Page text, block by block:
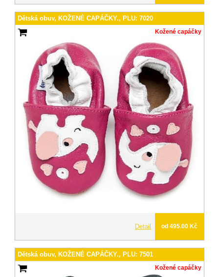
Dětská obuv, KOŽENÉ CAPÁČKY., PLU: 7020
Kožené capáčky
Detail od 495.00 Kč
Dětská obuv, KOŽENÉ CAPÁČKY., PLU: 7501
Kožené capáčky